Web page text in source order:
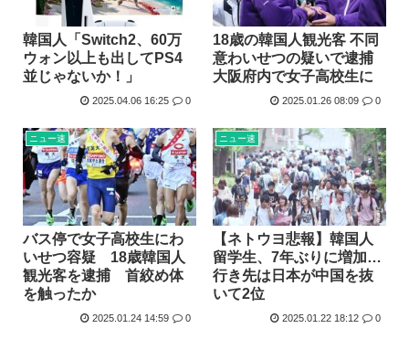
韓国人「Switch2、60万
ウォン以上も出してPS4
並じゃないか！」
2025.04.06 16:25 0
18歳の韓国人観光客 不同
意わいせつの疑いで逮捕
大阪府内で女子高校生に
2025.01.26 08:09 0
ニュー速
バス停で女子高校生にわ
いせつ容疑 18歳韓国人
観光客を逮捕 首絞め体
を触ったか
2025.01.24 14:59 0
ニュー速
【ネトウヨ悲報】韓国人
留学生、7年ぶりに増加…
行き先は日本が中国を抜
いて2位
2025.01.22 18:12 0